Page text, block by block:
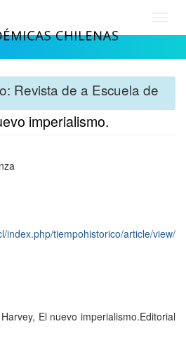
Revista de a Escuela de
imperialismo.
index.php/tiempohistorico/article/view/
El nuevo imperialismo.Editorial